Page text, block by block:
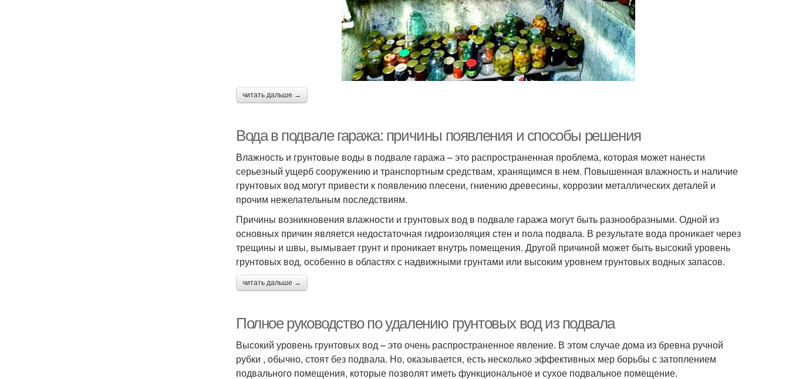
читать дальше →
Вода в подвале гаража: причины появления и способы решения
Влажность и грунтовые воды в подвале гаража – это распространенная проблема, которая может нанести
серьезный ущерб сооружению и транспортным средствам, хранящимся в нем. Повышенная влажность и наличие
грунтовых вод могут привести к появлению плесени, гниению древесины, коррозии металлических деталей и
прочим нежелательным последствиям.
Причины возникновения влажности и грунтовых вод в подвале гаража могут быть разнообразными. Одной из
основных причин является недостаточная гидроизоляция стен и пола подвала. В результате вода проникает через
трещины и швы, вымывает грунт и проникает внутрь помещения. Другой причиной может быть высокий уровень
грунтовых вод, особенно в областях с надвижными грунтами или высоким уровнем грунтовых водных запасов.
читать дальше →
Полное руководство по удалению грунтовых вод из подвала
Высокий уровень грунтовых вод – это очень распространенное явление. В этом случае дома из бревна ручной
рубки , обычно, стоят без подвала. Но, оказывается, есть несколько эффективных мер борьбы с затоплением
подвального помещения, которые позволят иметь функциональное и сухое подвальное помещение.